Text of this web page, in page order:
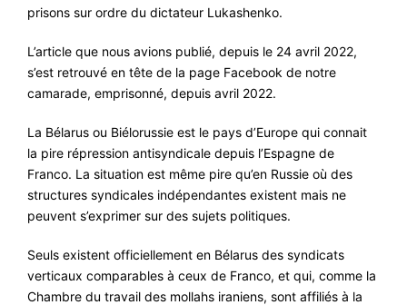
#VOS ÉLUES
#FORMATION
#COMMUNIQUÉS
#MÉDIAS
#DÉBATS
#PRESSE
prisons sur ordre du dictateur Lukashenko.
L’article que nous avions publié, depuis le 24 avril 2022,
s’est retrouvé en tête de la page Facebook de notre
camarade, emprisonné, depuis avril 2022.
La Bélarus ou Biélorussie est le pays d’Europe qui connait
la pire répression antisyndicale depuis l’Espagne de
Franco. La situation est même pire qu’en Russie où des
structures syndicales indépendantes existent mais ne
peuvent s’exprimer sur des sujets politiques.
Seuls existent officiellement en Bélarus des syndicats
verticaux comparables à ceux de Franco, et qui, comme la
Chambre du travail des mollahs iraniens, sont affiliés à la